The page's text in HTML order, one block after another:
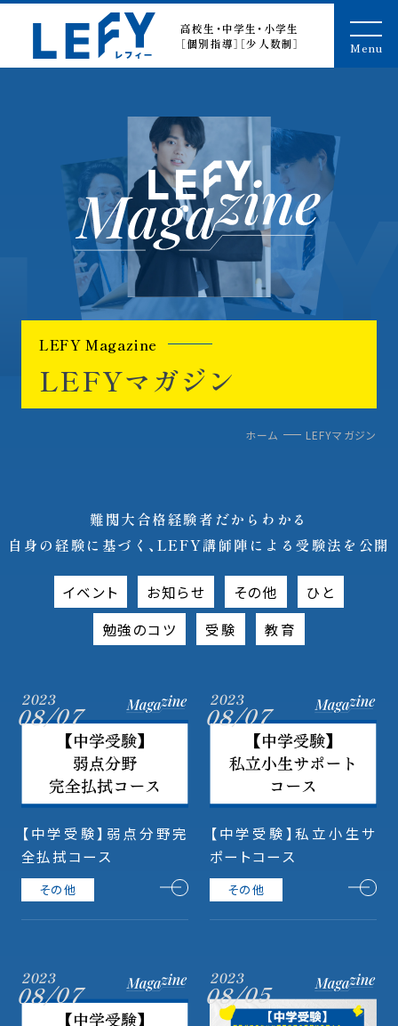
LEFY（レフィー）
高校生・中学生・小学生
［個別指導］［少人数制］
Menu
LEFYマガ
LEFY Magazine
LEFYマガジン
ホーム LEFYマガジン
難関大合格経験者だからわかる
自身の経験に基づく、LEFY講師陣による受験法を公開
イベント お知らせ その他
ひと
勉強のコツ
受験 教育
2023
08/07
【中学受験】弱点分野完
全払拭コース
その他
2023
08/07
【中学受験】私立小生サ
ポートコース
その他
2023
08/07
2023
08/05